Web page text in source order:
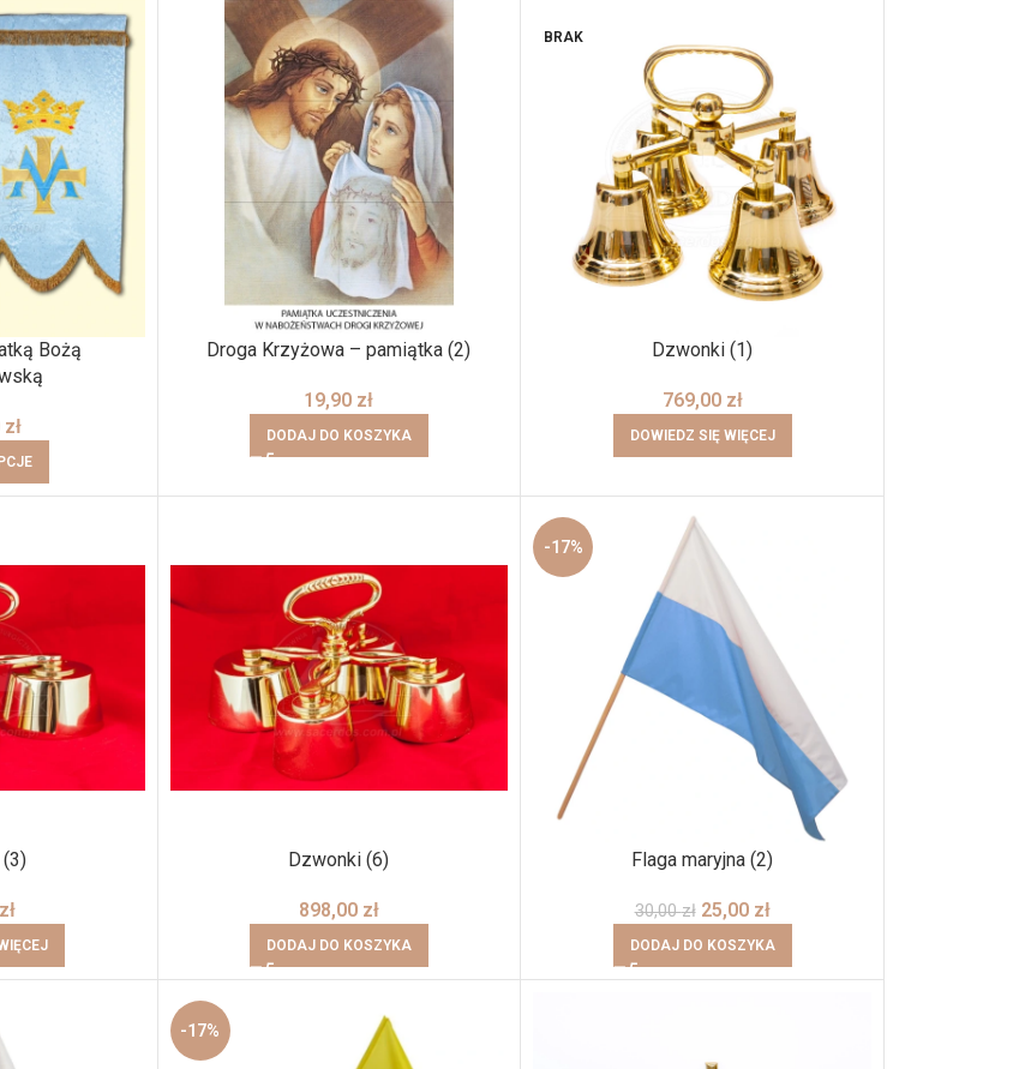
Bożą
zł
Droga Krzyżowa – pamiątka (2)
19,90 zł
DODAJ DO KOSZYKA
BRAK
Dzwonki (1)
769,00 zł
DOWIEDZ SIĘ WIĘCEJ
zł
Dzwonki (6)
898,00 zł
DODAJ DO KOSZYKA
-17%
Flaga maryjna (2)
30,00zł 25,00 zł
DODAJ DO KOSZYKA
-17%